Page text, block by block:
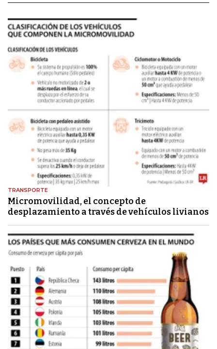
TRANSPORTE
Micromovilidad, el concepto de
desplazamiento a través de vehículos livianos